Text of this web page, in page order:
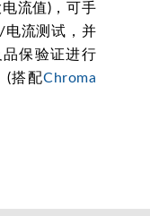
流值)，可手
电流测试，并
保验证进行
(搭配Chroma